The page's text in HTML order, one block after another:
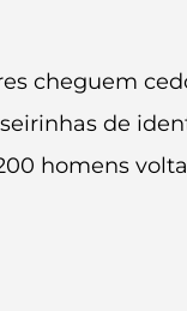
cheguem
de
homens